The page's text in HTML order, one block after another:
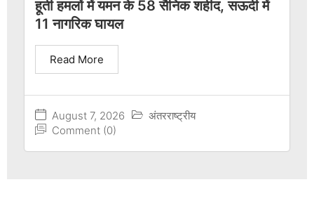
हूती हमलों में यमन के 58 सैनिक शहीद, सऊदी में
11 नागरिक घायल
August 7, 2026
अंतरराष्ट्रीय
Comment (0)
Read More